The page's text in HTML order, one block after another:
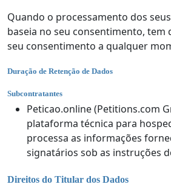
Quando o processamento dos
baseia no seu consentimento,
seu consentimento a qualquer
Duração de Retenção de Dados
Subcontratantes
Peticao.online (Petitions.com
plataforma técnica para
processa as informações
signatários sob as instruções
Direitos do Titular dos Dados